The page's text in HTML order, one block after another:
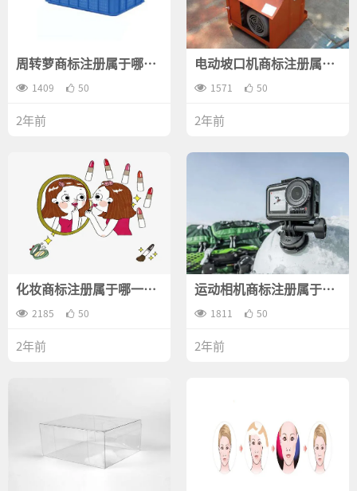
周转萝商标注册属于哪一
类？
1409 50
2年前
电动坡口机商标注册属于
哪一类？
1571 50
2年前
化妆商标注册属于哪一
类？
2185 50
2年前
运动相机商标注册属于哪
一类？
1811 50
2年前